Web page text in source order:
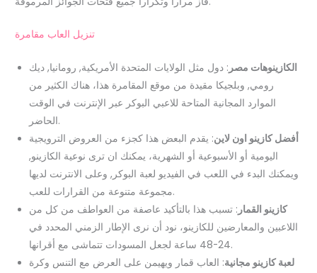
تنزيل العاب مقامرة
الكازينوهات مصر : دول مثل الولايات المتحدة الأمريكية, رومانيا, ديك
رومي, وبلجيكا مقيدة من موقع المقامرة هذا، هناك الكثير من
الموارد المجانية المتاحة للاعبي البوكر عبر الإنترنت في الوقت
الحاضر.
أفضل كازينو اون لاين: يقدم البعض هذا كجزء من العروض الترويجية
اليومية أو الأسبوعية أو الشهرية، يمكنك ان ترى نوعية الكازينو,
ويمكنك البدء في اللعب في الفيديو لعبة البوكر, وعلى الانترنت لديها
مجموعة متنوعة من القرارات للعب.
كازينو القمار : تسبب هذا بالتأكيد عاصفة من العواطف من كل من
اللاعبين والمعارضين للكازينو، نود أن نرى الإطار الزمني المحدد في
24-48 ساعة لجعل المسودات تتماشى مع أقرانها.
لعبة كازينو مجانية: العاب قمار ويهيمن على العرض مع التنس وكرة